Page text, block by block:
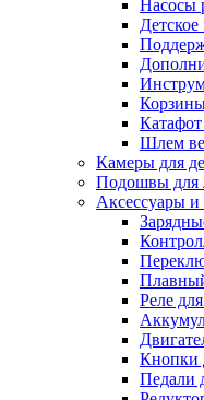
Насосы
Детское
Катафот
Шлем
Камеры для
Подошвы для
Аксессуары и
Реле
Кнопки
Педали